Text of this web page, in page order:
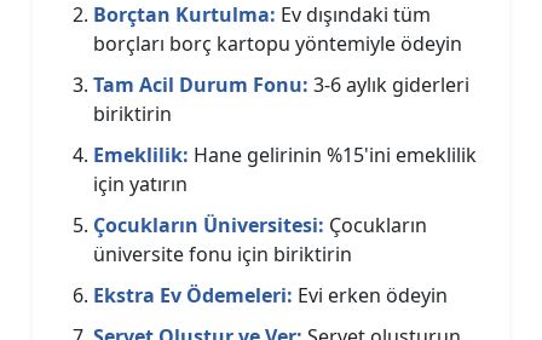
Borçtan Kurtulma: Ev dışındaki tüm
borçları borç kartopu yöntemiyle ödeyin
Tam Acil Durum Fonu: 3-6 aylık giderleri
biriktirin
Emeklilik: Hane gelirinin %15'ini emeklilik
için yatırın
Çocukların Üniversitesi: Çocukların
üniversite fonu için biriktirin
Ekstra Ev Ödemeleri: Evi erken ödeyin